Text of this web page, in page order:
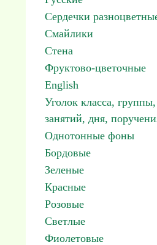
Сердечки
Смайлики
Стена
Фруктово-цветочные
English
Уголок класса,
занятий, дня,
Однотонные фоны
Бордовые
Зеленые
Красные
Розовые
Светлые
Фиолетовые